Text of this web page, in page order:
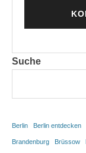
Suche
Berlin Berlin entdecken
Brandenburg Brüssow